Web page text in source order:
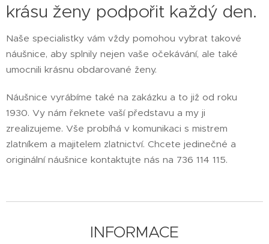
krásu ženy podpořit každý den.
Naše specialistky vám vždy pomohou vybrat takové
náušnice, aby splnily nejen vaše očekávání, ale také
umocnili krásnu obdarované ženy.
Náušnice vyrábíme také na zakázku a to již od roku
1930. Vy nám řeknete vaší představu a my ji
zrealizujeme. Vše probíhá v komunikaci s mistrem
zlatníkem a majitelem zlatnictví. Chcete jedinečné a
originální náušnice kontaktujte nás na 736 114 115.
INFORMACE